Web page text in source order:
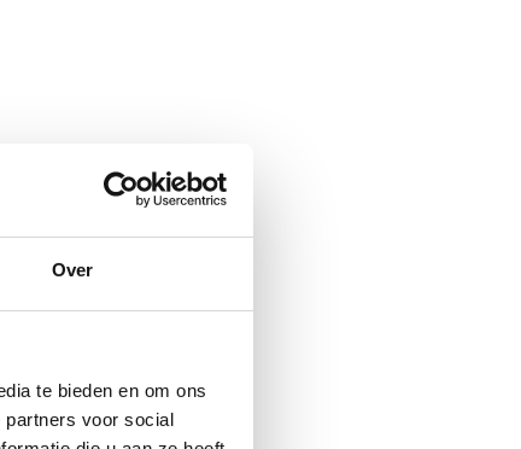
Over
te bieden en om ons
partners voor social